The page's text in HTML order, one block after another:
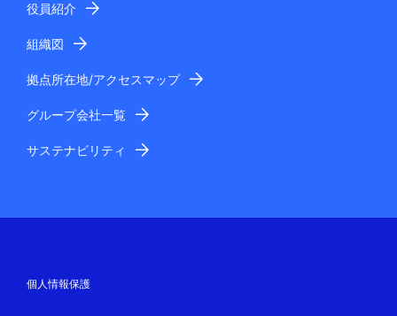
役員紹介
組織図
拠点所在地/アクセスマップ
グループ会社一覧
サステナビリティ
個人情報保護